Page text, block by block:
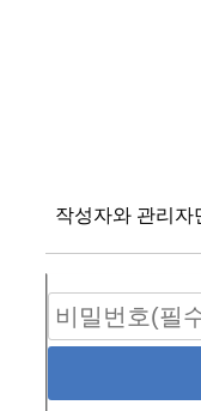
작성자와 관리자